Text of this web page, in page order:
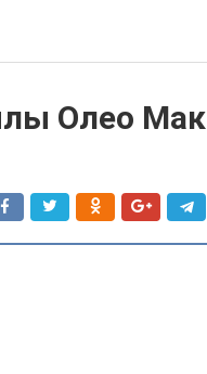
Олео Мак